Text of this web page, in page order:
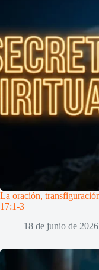
La oración,
17:1-3
18 de junio de 2026